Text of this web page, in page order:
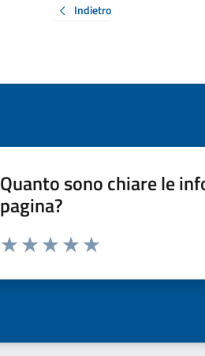
Indietro
Quanto sono chiare le
pagina?
Valuta da 1 a 5 stelle la pagina